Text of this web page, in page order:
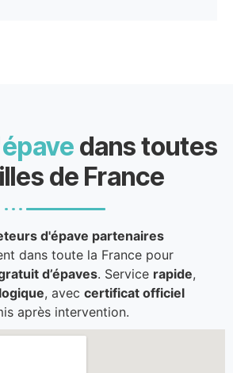
dans toutes
de France
d'épave partenaires
dans toute la France pour
d’épaves. Service rapide,
, avec certificat officiel
après intervention.